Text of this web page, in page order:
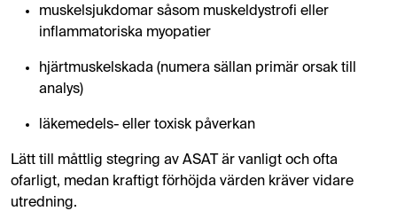
muskelsjukdomar såsom muskeldystrofi eller
inflammatoriska myopatier
hjärtmuskelskada (numera sällan primär orsak till
analys)
läkemedels- eller toxisk påverkan
Lätt till måttlig stegring av ASAT är vanligt och ofta
ofarligt, medan kraftigt förhöjda värden kräver vidare
utredning.